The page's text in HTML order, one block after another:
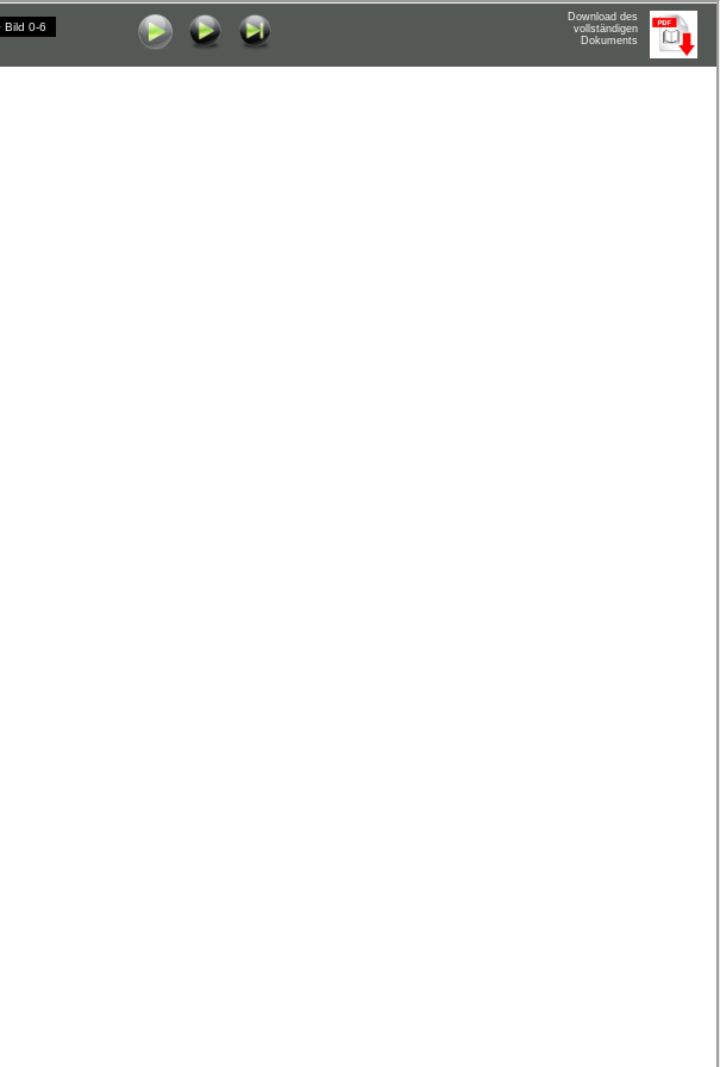
Download des
vollständigen
Dokuments